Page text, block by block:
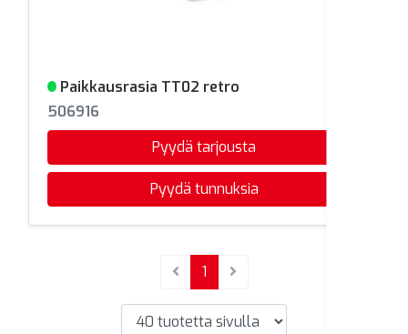
Varastossa
Paikkausrasia TT02 retro
506916
Pyydä tarjousta
Pyydä tunnuksia
1(current)